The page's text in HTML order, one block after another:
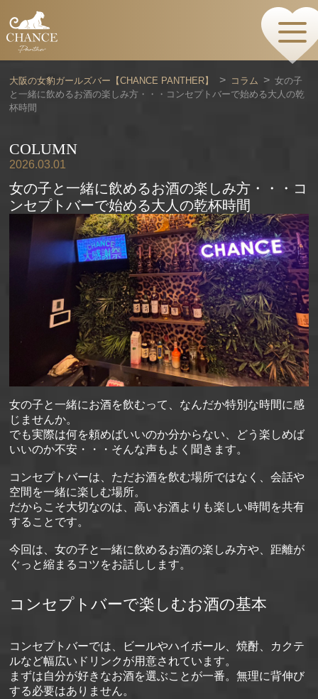
コンセプト
GIRLS
メニュー・料金
EVENTS
イベント情報
SHOP
店舗情報・よくある質問
VISITORS TO JAPAN
外国人観光客向け
RECRUIT
採用情報
大阪の女豹ガールズバー【CHANCE PANTHER】 コラム
女の子
と一緒に飲めるお酒の楽しみ方・・・コンセプトバーで始める大人の乾
杯時間
COLUMN
2026.03.01
女の子と一緒に飲めるお酒の楽しみ方・・・コ
ンセプトバーで始める大人の乾杯時間
女の子と一緒にお酒を飲むって、なんだか特別な時間に感
じませんか。
でも実際は何を頼めばいいのか分からない、どう楽しめば
いいのか不安・・・そんな声もよく聞きます。
コンセプトバーは、ただお酒を飲む場所ではなく、会話や
空間を一緒に楽しむ場所。
だからこそ大切なのは、高いお酒よりも楽しい時間を共有
することです。
今回は、女の子と一緒に飲めるお酒の楽しみ方や、距離が
ぐっと縮まるコツをお話しします。
コンセプトバーで楽しむお酒の基本
コンセプトバーでは、ビールやハイボール、焼酎、カクテ
ルなど幅広いドリンクが用意されています。
まずは自分が好きなお酒を選ぶことが一番。無理に背伸び
する必要はありません。